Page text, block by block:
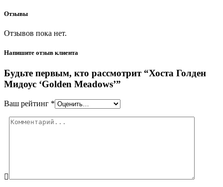
Отзывы
Отзывов пока нет.
Напишите отзыв клиента
Будьте первым, кто рассмотрит “Хоста Голден
Мидоус ‘Golden Meadows’”
Ваш рейтинг *